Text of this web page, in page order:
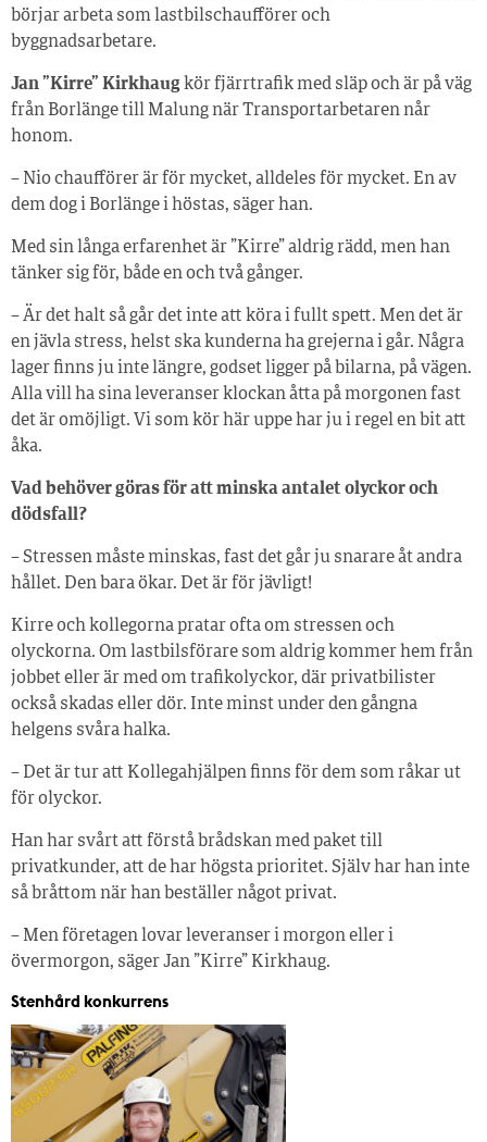
börjar arbeta som lastbilschaufförer och
byggnadsarbetare.
Jan ”Kirre” Kirkhaugkör fjärrtrafik med släp och är på väg
från Borlänge till Malung när Transportarbetaren når
honom.
– Nio chaufförer är för mycket, alldeles för mycket. En av
dem dog i Borlänge i höstas, säger han.
Med sin långa erfarenhet är ”Kirre” aldrig rädd, men han
tänker sig för, både en och två gånger.
– Är det halt så går det inte att köra i fullt spett. Men det är
en jävla stress, helst ska kunderna ha grejerna i går. Några
lager finns ju inte längre, godset ligger på bilarna, på vägen.
Alla vill ha sina leveranser klockan åtta på morgonen fast
det är omöjligt. Vi som kör här uppe har ju i regel en bit att
åka.
Vad behöver göras för att minska antalet olyckor och
dödsfall?
– Stressen måste minskas, fast det går ju snarare åt andra
hållet. Den bara ökar. Det är för jävligt!
Kirre och kollegorna pratar ofta om stressen och
olyckorna. Om lastbilsförare som aldrig kommer hem från
jobbet eller är med om trafikolyckor, där privatbilister
också skadas eller dör. Inte minst under den gångna
helgens svåra halka.
– Det är tur att Kollegahjälpen finns för dem som råkar ut
för olyckor.
Han har svårt att förstå brådskan med paket till
privatkunder, att de har högsta prioritet. Själv har han inte
så bråttom när han beställer något privat.
– Men företagen lovar leveranser i morgon eller i
övermorgon, säger Jan ”Kirre” Kirkhaug.
Stenhård konkurrens